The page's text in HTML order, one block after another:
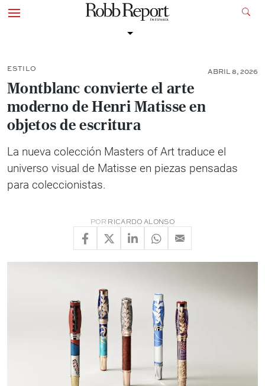
ESTILO ABRIL 8, 2026
Montblanc convierte el arte
moderno de Henri Matisse en
objetos de escritura
La nueva colección Masters of Art traduce el
universo visual de Matisse en piezas pensadas
para coleccionistas.
POR RICARDO ALONSO